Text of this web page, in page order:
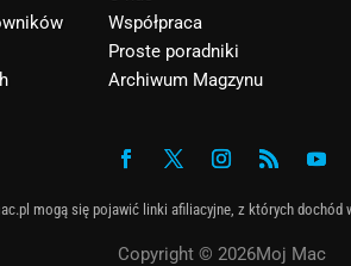
Współpraca
Proste poradniki
Archiwum Magzynu
mogą się pojawić linki afiliacyjne, z których dochód
Copyright © 2026Moj Mac